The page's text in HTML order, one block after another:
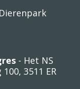
- Het NS
3511 ER